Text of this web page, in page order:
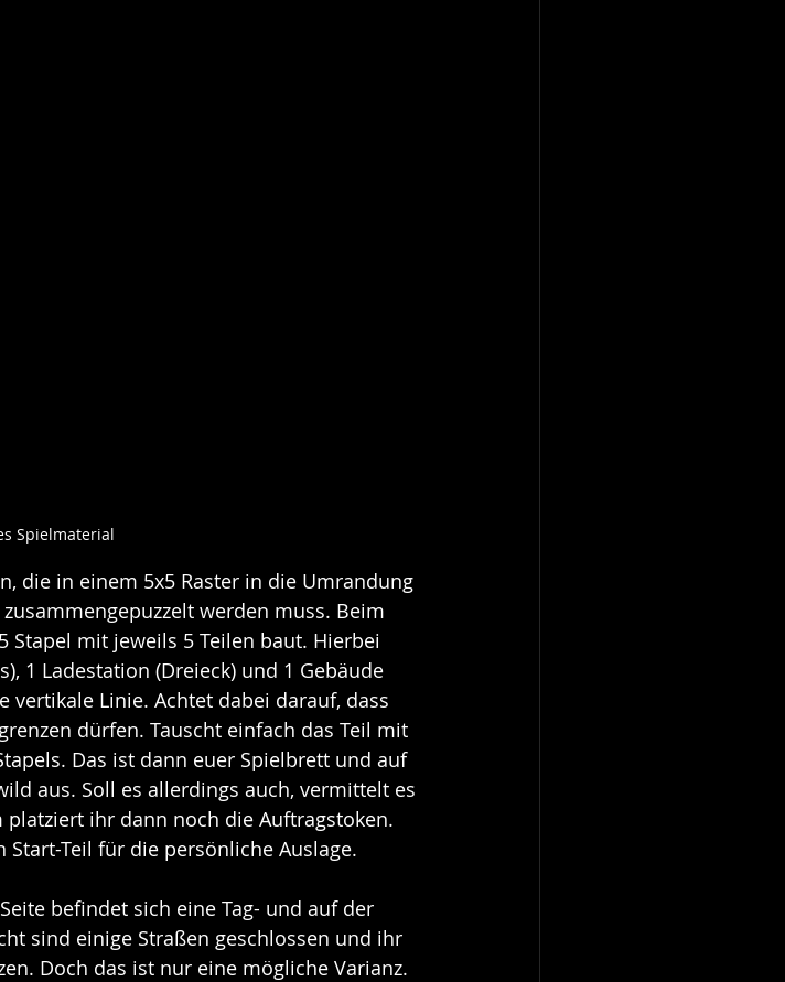
Spielmaterial
die in einem 5x5 Raster in die Umrandung
werden muss. Beim
mit jeweils 5 Teilen baut. Hierbei
1 Ladestation (Dreieck) und 1 Gebäude
vertikale Linie. Achtet dabei darauf, dass
dürfen. Tauscht einfach das Teil mit
Das ist dann euer Spielbrett und auf
aus. Soll es allerdings auch, vermittelt es
ihr dann noch die Auftragstoken.
Teil für die persönliche Auslage.
befindet sich eine Tag- und auf der
sind einige Straßen geschlossen und ihr
Doch das ist nur eine mögliche Varianz.